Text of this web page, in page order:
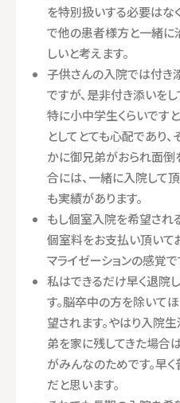
を特別扱いする必要はな
で他の患者様方と一緒に
しいと考えます。
子供さんの入院では付き
ですが、是非付き添いを
特に小中学生くらいです
としてとても心配であり
かに御兄弟がおられ面倒
合には、一緒に入院して
も実績があります。
もし個室入院を希望され
個室料をお支払い頂いて
マライゼーションの感覚で
私はできるだけ早く退院
す。脳卒中の方を除いて
望されます。やはり入院
弟を家に残してきた場合
がみんなのためです。早
だと思います。